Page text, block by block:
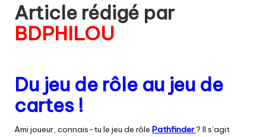
Article rédigé par
BDPHILOU
Du jeu de rôle au jeu de
cartes !
Ami joueur, connais-tu le jeu de rôle Pathfinder? Il s’agit